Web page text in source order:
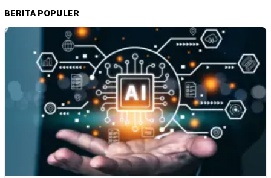
BERITA POPULER